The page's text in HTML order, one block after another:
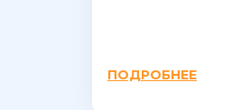
ПОДРОБНЕЕ